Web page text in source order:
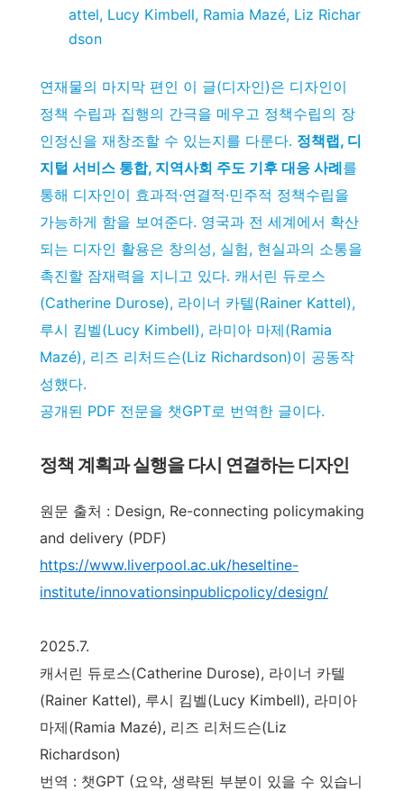
attel, Lucy Kimbell, Ramia Mazé, Liz Richar
dson
연재물의 마지막 편인 이 글(디자인)은 디자인이
정책 수립과 집행의 간극을 메우고 정책수립의 장
인정신을 재창조할 수 있는지를 다룬다. 정책랩, 디
지털 서비스 통합, 지역사회 주도 기후 대응 사례를
통해 디자인이 효과적·연결적·민주적 정책수립을
가능하게 함을 보여준다. 영국과 전 세계에서 확산
되는 디자인 활용은 창의성, 실험, 현실과의 소통을
촉진할 잠재력을 지니고 있다. 캐서린 듀로스
(Catherine Durose), 라이너 카텔(Rainer Kattel),
루시 킴벨(Lucy Kimbell), 라미아 마제(Ramia
Mazé), 리즈 리처드슨(Liz Richardson)이 공동작
성했다.
공개된 PDF 전문을 챗GPT로 번역한 글이다.
정책 계획과 실행을 다시 연결하는 디자인
원문 출처 : Design, Re-connecting policymaking
and delivery (PDF)
https://www.liverpool.ac.uk/heseltine-
institute/innovationsinpublicpolicy/design/
2025.7.
캐서린 듀로스(Catherine Durose), 라이너 카텔
(Rainer Kattel), 루시 킴벨(Lucy Kimbell), 라미아
마제(Ramia Mazé), 리즈 리처드슨(Liz
Richardson)
번역 : 챗GPT (요약, 생략된 부분이 있을 수 있습니